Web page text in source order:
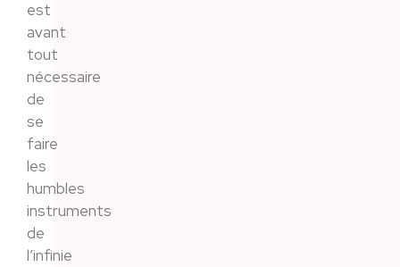
est
avant
tout
nécessaire
de
se
faire
les
humbles
instruments
de
l’infinie